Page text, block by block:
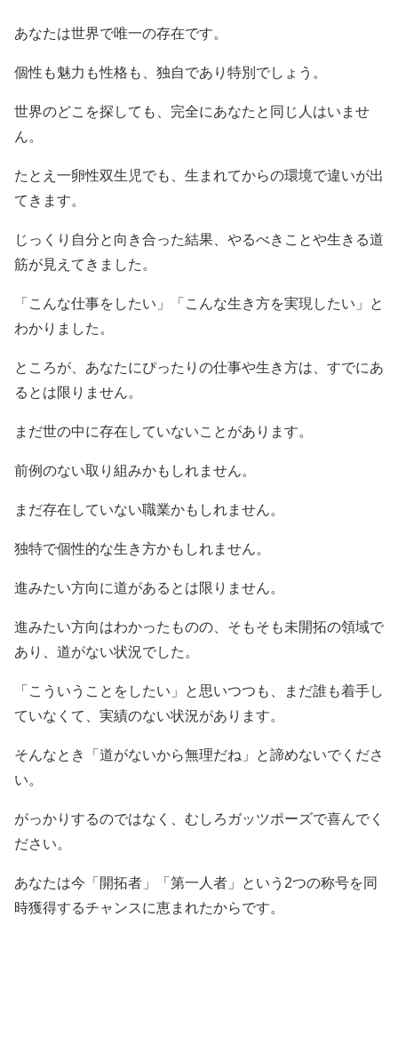
あなたは世界で唯一の存在です。
個性も魅力も性格も、独自であり特別でしょう。
世界のどこを探しても、完全にあなたと同じ人はいませ
ん。
たとえ一卵性双生児でも、生まれてからの環境で違いが出
てきます。
じっくり自分と向き合った結果、やるべきことや生きる道
筋が見えてきました。
「こんな仕事をしたい」「こんな生き方を実現したい」と
わかりました。
ところが、あなたにぴったりの仕事や生き方は、すでにあ
るとは限りません。
まだ世の中に存在していないことがあります。
前例のない取り組みかもしれません。
まだ存在していない職業かもしれません。
独特で個性的な生き方かもしれません。
進みたい方向に道があるとは限りません。
進みたい方向はわかったものの、そもそも未開拓の領域で
あり、道がない状況でした。
「こういうことをしたい」と思いつつも、まだ誰も着手し
ていなくて、実績のない状況があります。
そんなとき「道がないから無理だね」と諦めないでくださ
い。
がっかりするのではなく、むしろガッツポーズで喜んでく
ださい。
あなたは今「開拓者」「第一人者」という2つの称号を同
時獲得するチャンスに恵まれたからです。